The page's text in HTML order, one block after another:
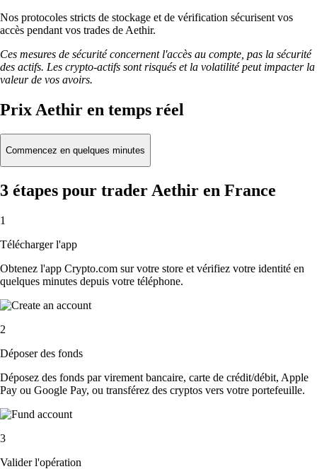
Nos protocoles stricts de stockage et de vérification sécurisent vos
accès pendant vos trades de Aethir.
Ces mesures de sécurité concernent l'accès au compte, pas la sécurité
des actifs. Les crypto-actifs sont risqués et la volatilité peut impacter la
valeur de vos avoirs.
Prix Aethir en temps réel
Commencez en quelques minutes
3 étapes pour trader Aethir en France
1
Télécharger l'app
Obtenez l'app Crypto.com sur votre store et vérifiez votre identité en
quelques minutes depuis votre téléphone.
2
Déposer des fonds
Déposez des fonds par virement bancaire, carte de crédit/débit, Apple
Pay ou Google Pay, ou transférez des cryptos vers votre portefeuille.
3
Valider l'opération